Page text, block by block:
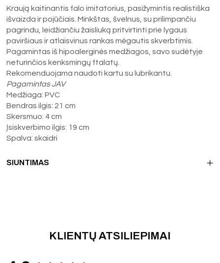
Kraują kaitinantis falo imitatorius, pasižymintis realistiška
išvaizda ir pojūčiais. Minkštas, švelnus, su prilimpančiu
pagrindu, leidžiančiu žaisliuką pritvirtinti prie lygaus
paviršiaus ir atlaisvinus rankas mėgautis skverbtimis.
Pagamintas iš hipoalerginės medžiagos, savo sudėtyje
neturinčios kenksmingų ftalatų.
Rekomenduojama naudoti kartu su lubrikantu.
Pagamintas JAV
Medžiaga: PVC
Bendras ilgis: 21 cm
Skersmuo: 4 cm
Įsiskverbimo ilgis: 19 cm
Spalva: skaidri
SIUNTIMAS
KLIENTŲ ATSILIEPIMAI